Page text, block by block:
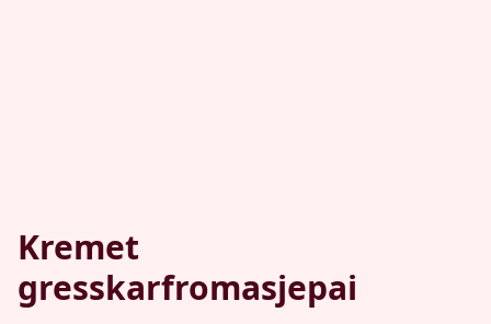
Kremet
gresskarfromasjepai